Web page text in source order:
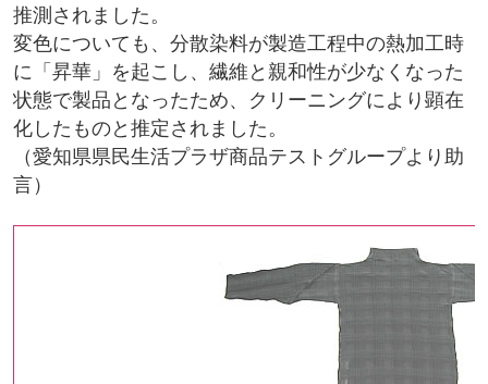
推測されました。
変色についても、分散染料が製造工程中の熱加工時
に「昇華」を起こし、繊維と親和性が少なくなった
状態で製品となったため、クリーニングにより顕在
化したものと推定されました。
（愛知県県民生活プラザ商品テストグループより助
言）